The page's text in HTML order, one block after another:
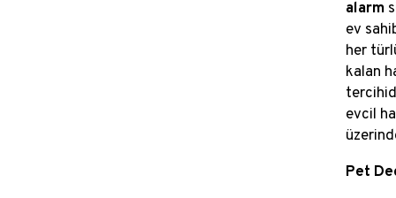
alarm
ev
her
kalan
evcil
Pet